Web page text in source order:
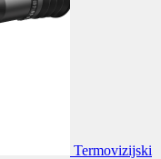
Termovizijski